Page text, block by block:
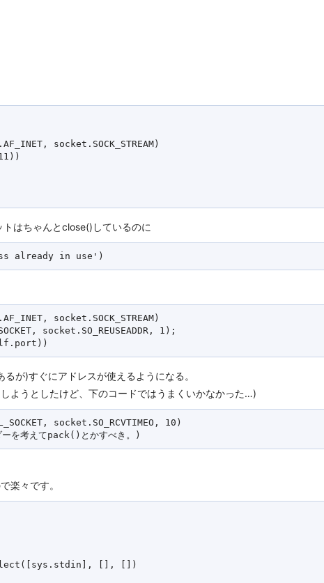
socket.SOCK_STREAM)
はちゃんとclose()しているのに
socket.SOCK_STREAM)
socket.SO_REUSEADDR, 1);
が)すぐにアドレスが使えるようになる。
ようとしたけど、下のコードではうまくいかなかった…)
socket.SO_RCVTIMEO, 10)
楽々です。
[], [])